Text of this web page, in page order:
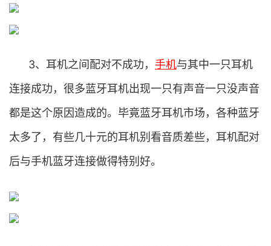
3、耳机之间配对不成功， 手机与其中一只耳机
连接成功，很多蓝牙耳机出现一只有声音一只没声音
都是这个原因造成的。毕竟蓝牙耳机市场，各种蓝牙
太多了，有些几十元的耳机别看音质差些，耳机配对
后与手机蓝牙连接做得特别好。